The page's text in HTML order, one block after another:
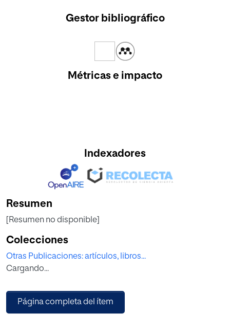
Gestor bibliográfico
Métricas e impacto
Indexadores
Resumen
[Resumen no disponible]
Colecciones
Otras Publicaciones: artículos, libros...
Cargando...
Página completa del ítem